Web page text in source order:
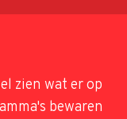
zien wat er op
bewaren